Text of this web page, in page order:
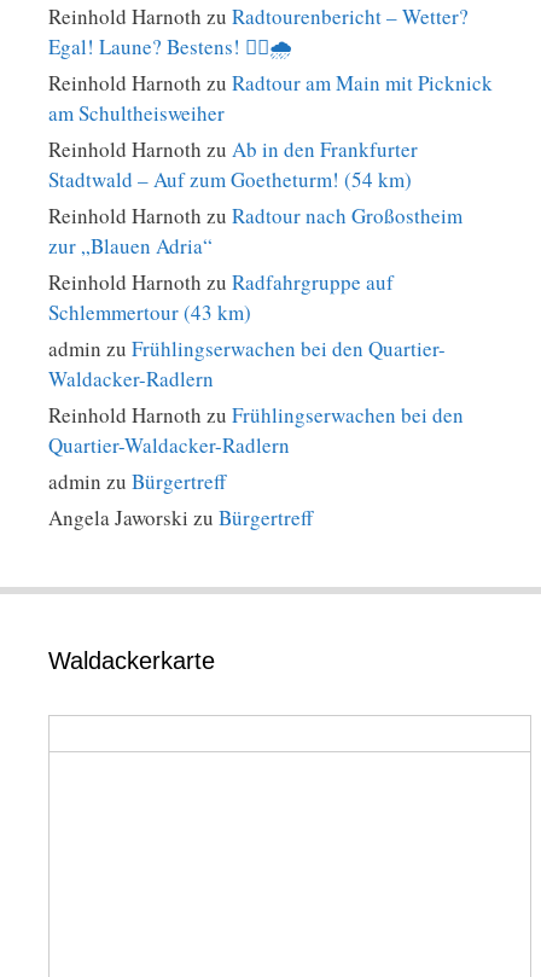
Reinhold Harnoth zu Radtourenbericht – Wetter?
Egal! Laune? Bestens! 🚴‍♀️🌧️
Reinhold Harnoth zu Radtour am Main mit Picknick
am Schultheisweiher
Reinhold Harnoth zu Ab in den Frankfurter
Stadtwald – Auf zum Goetheturm! (54 km)
Reinhold Harnoth zu Radtour nach Großostheim
zur „Blauen Adria“
Reinhold Harnoth zu Radfahrgruppe auf
Schlemmertour (43 km)
admin zu Frühlingserwachen bei den Quartier-
Waldacker-Radlern
Reinhold Harnoth zu Frühlingserwachen bei den
Quartier-Waldacker-Radlern
admin zu Bürgertreff
Angela Jaworski zu Bürgertreff
Waldackerkarte